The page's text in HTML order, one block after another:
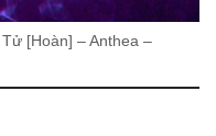
[Hoàn] – Anthea –